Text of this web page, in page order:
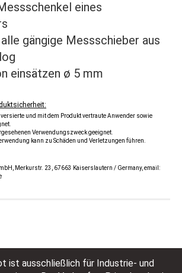
eines
gängige Messschieber aus
einsätzen ø 5 mm
und mit dem Produkt vertraute Anwender sowie
Verwendungszweck geeignet.
kann zu Schäden und Verletzungen führen.
Merkurstr. 23, 67663 Kaiserslautern / Germany, email:
ist ausschließlich für Industrie- und